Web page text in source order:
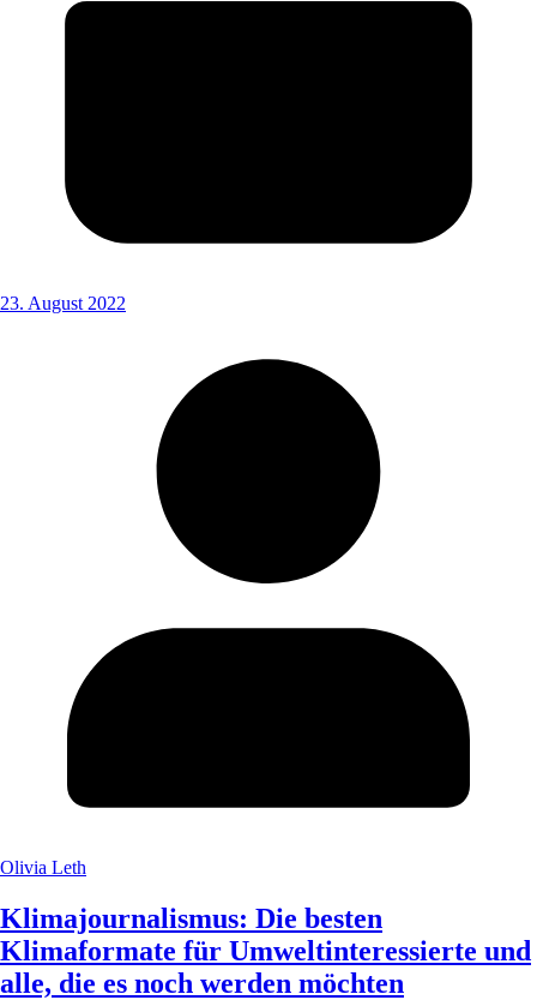
23. August 2022
Olivia Leth
Klimajournalismus: Die besten
Klimaformate für Umweltinteressierte und
alle, die es noch werden möchten